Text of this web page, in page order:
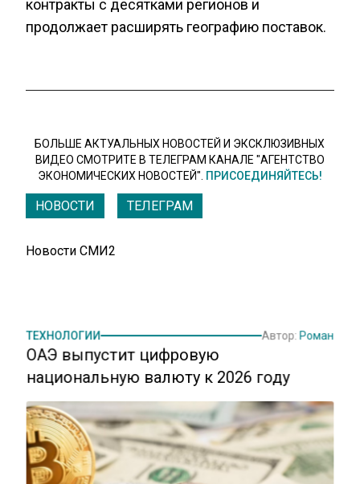
контракты с десятками регионов и
продолжает расширять географию поставок.
БОЛЬШЕ АКТУАЛЬНЫХ НОВОСТЕЙ И ЭКСКЛЮЗИВНЫХ
ВИДЕО СМОТРИТЕ В ТЕЛЕГРАМ КАНАЛЕ "АГЕНТСТВО
ЭКОНОМИЧЕСКИХ НОВОСТЕЙ". ПРИСОЕДИНЯЙТЕСЬ!
НОВОСТИ ТЕЛЕГРАМ
Новости СМИ2
ТЕХНОЛОГИИ Автор:Роман
ОАЭ выпустит цифровую
национальную валюту к 2026 году